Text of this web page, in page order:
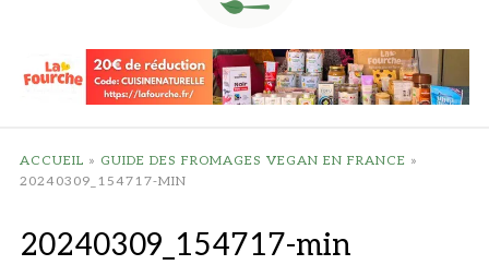
ACCUEIL » GUIDE DES FROMAGES VEGAN EN FRANCE »
20240309_154717-MIN
20240309_154717-min